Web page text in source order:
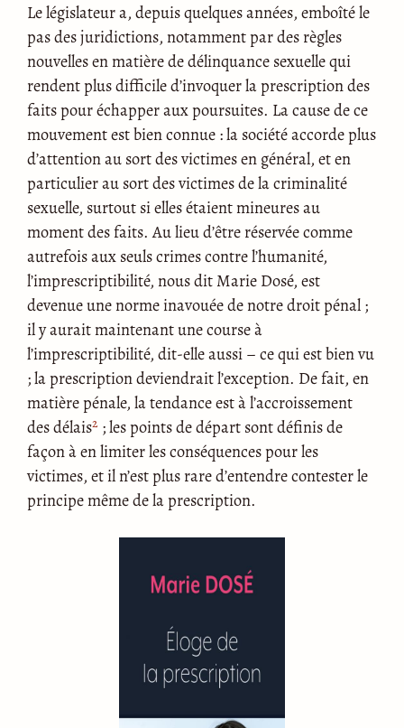
Le législateur a, depuis quelques années, emboîté le
pas des juridictions, notamment par des règles
nouvelles en matière de délinquance sexuelle qui
rendent plus difficile d’invoquer la prescription des
faits pour échapper aux poursuites. La cause de ce
mouvement est bien connue : la société accorde plus
d’attention au sort des victimes en général, et en
particulier au sort des victimes de la criminalité
sexuelle, surtout si elles étaient mineures au
moment des faits. Au lieu d’être réservée comme
autrefois aux seuls crimes contre l’humanité,
l’imprescriptibilité, nous dit Marie Dosé, est
devenue une norme inavouée de notre droit pénal ;
il y aurait maintenant une course à
l’imprescriptibilité, dit-elle aussi – ce qui est bien vu
; la prescription deviendrait l’exception. De fait, en
matière pénale, la tendance est à l’accroissement
des délais2 ; les points de départ sont définis de
façon à en limiter les conséquences pour les
victimes, et il n’est plus rare d’entendre contester le
principe même de la prescription.